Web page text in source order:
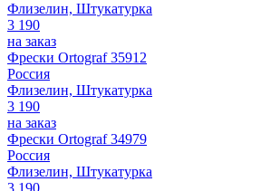
Флизелин, Штукатурка
3 190
на заказ
Фрески Ortograf 35912
Россия
Флизелин, Штукатурка
3 190
на заказ
Фрески Ortograf 34979
Россия
Флизелин, Штукатурка